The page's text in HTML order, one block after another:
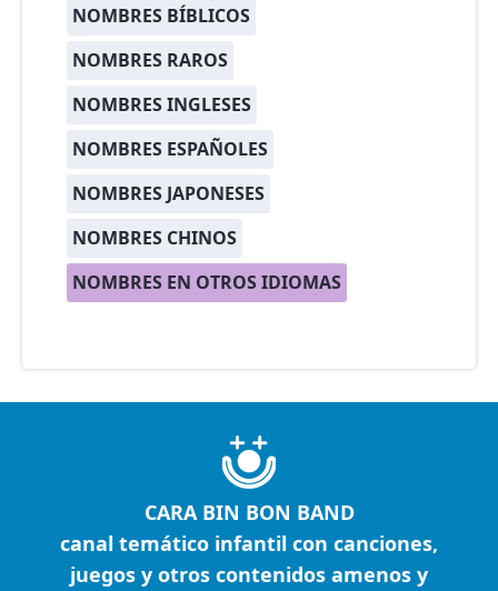
NOMBRES BÍBLICOS
NOMBRES RAROS
NOMBRES INGLESES
NOMBRES ESPAÑOLES
NOMBRES JAPONESES
NOMBRES CHINOS
NOMBRES EN OTROS IDIOMAS
CARA BIN BON BAND
canal temático infantil con canciones,
juegos y otros contenidos amenos y